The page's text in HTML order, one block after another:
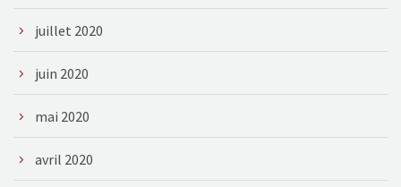
juillet 2020
juin 2020
mai 2020
avril 2020